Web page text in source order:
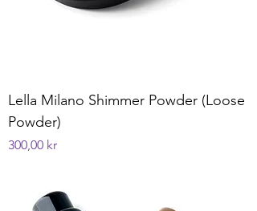
Lella Milano Shimmer Powder (Loose
Powder)
Pris
300,00 kr